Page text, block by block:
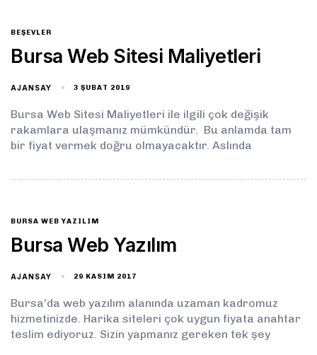
BEŞEVLER
Bursa Web Sitesi Maliyetleri
AJANSAY 3 ŞUBAT 2019
Bursa Web Sitesi Maliyetleri ile ilgili çok değişik
rakamlara ulaşmanız mümkündür. Bu anlamda tam
bir fiyat vermek doğru olmayacaktır. Aslında
BURSA WEB YAZILIM
Bursa Web Yazılım
AJANSAY 29 KASIM 2017
Bursa’da web yazılım alanında uzaman kadromuz
hizmetinizde. Harika siteleri çok uygun fiyata anahtar
teslim ediyoruz. Sizin yapmanız gereken tek şey